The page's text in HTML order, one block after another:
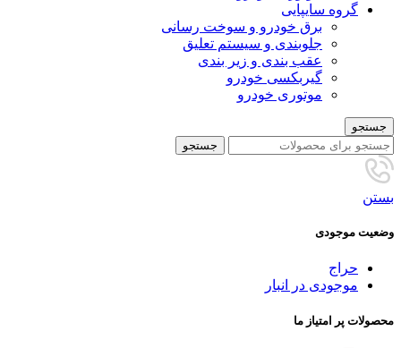
گروه سایپایی
برق خودرو و سوخت رسانی
جلوبندی و سیستم تعلیق
عقب بندی و زیر بندی
گیربکسی خودرو
موتوری خودرو
جستجو
جستجو
بستن
وضعیت موجودی
حراج
موجودی در انبار
محصولات پر امتیاز ما